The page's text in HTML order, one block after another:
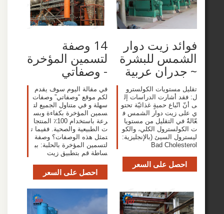
زيت دوار
للبشرة
عربية
الكولسترو
أشارت الدراسات إل
حميةٍ غذائيّة تحتو
زيت دوار الشمس ف
التقليل من مستويا
الكلي، والكو
السيئ (بالإنجليزية:
Bad
على السعر
14 وصفة
لتسمين المؤخرة
- وصفاتي
في مقالة اليوم سوف يقدم
لكم موقع “وصفاتي” وصفات
سهلة و في متناول الجميع لت
سمين المؤخرة بكفاءة وبس
رعة باستخدام 100٪ المنتجا
ت الطبيعية والصحية. ففيما ت
تمثل هذه الوصفات؟ وصفة
لتسمين المؤخرة بالحلبة: بب
ساطة قم بتطبيق زيت
احصل على السعر